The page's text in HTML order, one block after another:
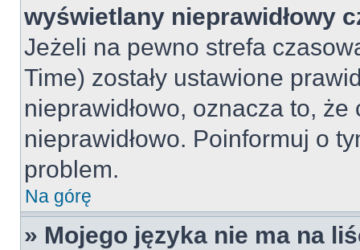
wyświetlany nieprawidłowy
Jeżeli na pewno strefa
Time) zostały ustawione
nieprawidłowo, oznacza to,
nieprawidłowo. Poinformuj o
problem.
Na górę
» Mojego języka nie ma na